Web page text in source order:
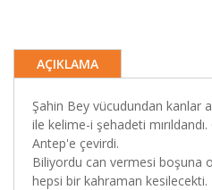
AÇIKLAMA
Şahin Bey vücudundan kanlar
ile kelime-i şehadeti
Antep'e çevirdi.
Biliyordu can vermesi boşuna
hepsi bir kahraman kesilecekti.